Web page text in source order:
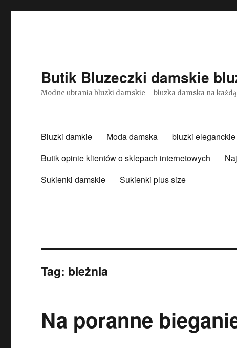
Butik Bluzeczki damskie
Modne ubrania bluzki damskie – bluzka damska na
Bluzki damkie Moda damska bluzki eleganckie
Butik opinie klientów o sklepach internetowych
Sukienki damskie
Sukienki plus size
Tag: bieżnia
Na poranne